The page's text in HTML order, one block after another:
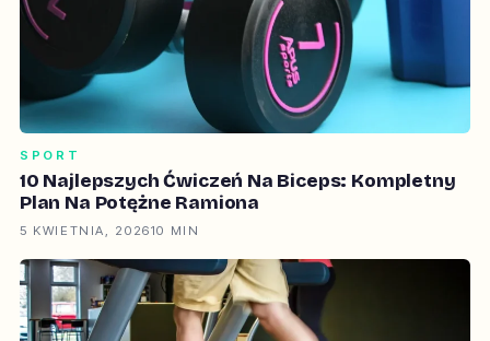
SPORT
10 Najlepszych Ćwiczeń Na Biceps: Kompletny
Plan Na Potężne Ramiona
5 KWIETNIA, 202610 MIN